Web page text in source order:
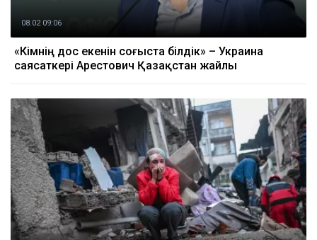
08.02 09:06
«Кімнің дос екенін соғыста білдік» – Украина
саясаткері Арестович Қазақстан жайлы